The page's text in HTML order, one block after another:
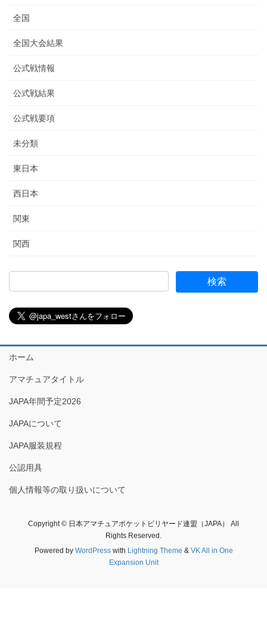
全国
全国大会結果
公式戦情報
公式戦結果
公式戦要項
未分類
東日本
西日本
関東
関西
ホーム
アマチュアタイトル
JAPA年間予定2026
JAPAについて
JAPA服装規程
公認用具
個人情報等の取り扱いについて
Copyright © 日本アマチュアポケットビリヤード連盟（JAPA） All
Rights Reserved.
Powered by WordPresswith Lightning Theme & VK All in One
Expansion Unit